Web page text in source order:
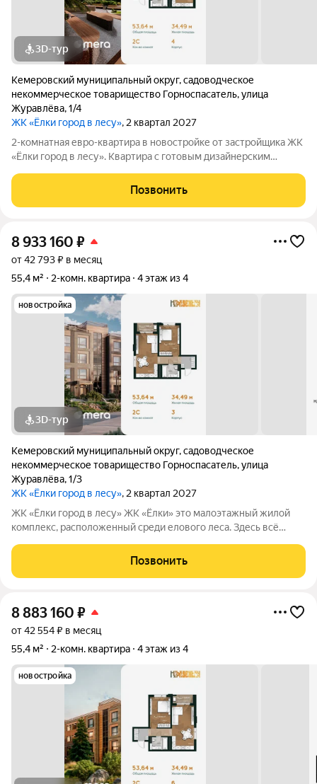
3D-тур
Кемеровский муниципальный округ,садоводческое
некоммерческое товарищество Горноспасатель,улица
Журавлёва,1/4
ЖК «Ёлки город в лесу», 2 квартал 2027
2-комнатная евро-квартира в новостройке от застройщика ЖК
«Ёлки город в лесу». Квартира с готовым дизайнерским
санузлом. Формат «заезжай и живи» без ремонта, шума и
дополнительных затрат.
Позвонить
8 933 160 ₽
от 42 793 ₽ в месяц
55,4 м²
2-комн. квартира 4 этаж из 4
новостройка
3D-тур
Кемеровский муниципальный округ,садоводческое
некоммерческое товарищество Горноспасатель,улица
Журавлёва,1/3
ЖК «Ёлки город в лесу», 2 квартал 2027
ЖК «Ёлки город в лесу» ЖК «Ёлки» это малоэтажный жилой
комплекс, расположенный среди елового леса. Здесь всё
лишних забот. Главное преимущество проекта готовые
квартиры для жизни с первого
Позвонить
8 883 160 ₽
от 42 554 ₽ в месяц
55,4 м²
2-комн. квартира 4 этаж из 4
новостройка